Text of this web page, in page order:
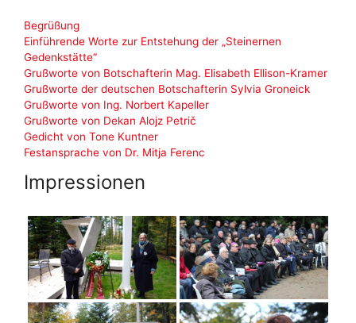
Begrüßung
Einführende Worte zur Entstehung der „Steinernen
Gedenkstätte“
Grußworte von Botschafterin Mag. Elisabeth Ellison-Kramer
Grußworte der deutschen Botschafterin Sylvia Groneick
Grußworte von Ing. Norbert Kapeller
Grußworte von Dekan Alojz Petrič
Gedicht von Tone Kuntner
Festansprache von Dr. Mitja Ferenc
Impressionen